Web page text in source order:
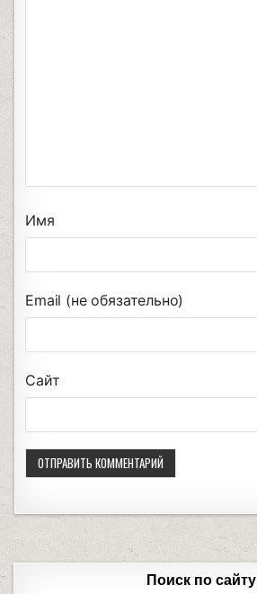
Имя
Email (не обязательно)
Сайт
Поиск по сайту